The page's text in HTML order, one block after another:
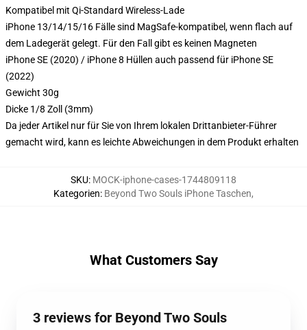
Kompatibel mit Qi-Standard Wireless-Lade
iPhone 13/14/15/16 Fälle sind MagSafe-kompatibel, wenn flach auf
dem Ladegerät gelegt. Für den Fall gibt es keinen Magneten
iPhone SE (2020) / iPhone 8 Hüllen auch passend für iPhone SE
(2022)
Gewicht 30g
Dicke 1/8 Zoll (3mm)
Da jeder Artikel nur für Sie von Ihrem lokalen Drittanbieter-Führer
gemacht wird, kann es leichte Abweichungen in dem Produkt erhalten
SKU: MOCK-iphone-cases-1744809118
Kategorien: Beyond Two Souls iPhone Taschen,
What Customers Say
3 reviews for Beyond Two Souls